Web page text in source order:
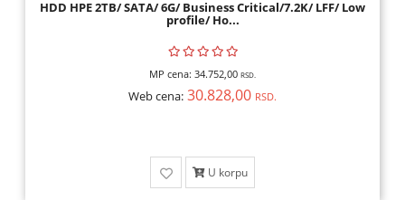
HDD HPE 2TB/ SATA/ 6G/ Business Critical/7.2K/ LFF/ Low
profile/ Ho...
MP cena: 34.752,00 RSD.
Web cena: 30.828,00 RSD.
U korpu